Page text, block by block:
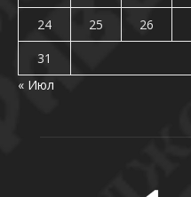
24
25 26
31
« Июл